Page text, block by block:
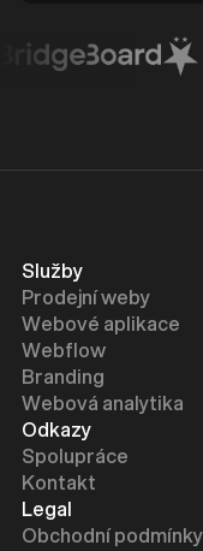
Služby
Prodejní weby
Webové aplikace
Webflow
Branding
Webová analytika
Odkazy
Spolupráce
Kontakt
Legal
Obchodní podmínky